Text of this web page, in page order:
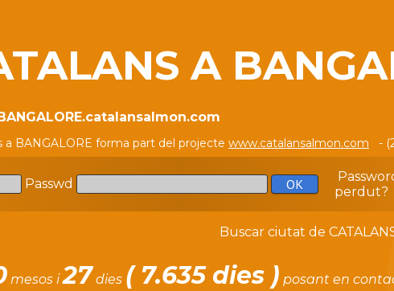
A
a BANGALORE forma part del projecte www.catalansalmon.com -
Passwd
perdut?
Buscar ciutat de
mesos i27 dies ( 7.635 dies ) posant en